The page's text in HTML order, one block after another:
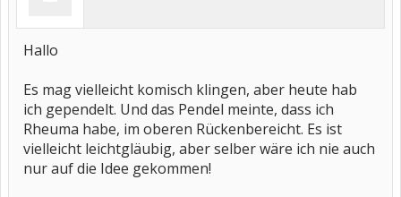
Hallo
Es mag vielleicht komisch klingen, aber heute hab
ich gependelt. Und das Pendel meinte, dass ich
Rheuma habe, im oberen Rückenbereicht. Es ist
vielleicht leichtgläubig, aber selber wäre ich nie auch
nur auf die Idee gekommen!